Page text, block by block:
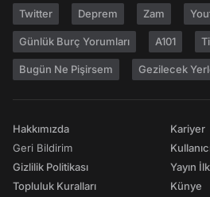
Twitter Deprem Zam
Günlük Burç Yorumları A101
Bugün Ne Pişirsem Gezilecek
Hakkımızda
Geri Bildirim
Gizlilik Politikası
Topluluk Kuralları
Kariyer
Yayın
Künye